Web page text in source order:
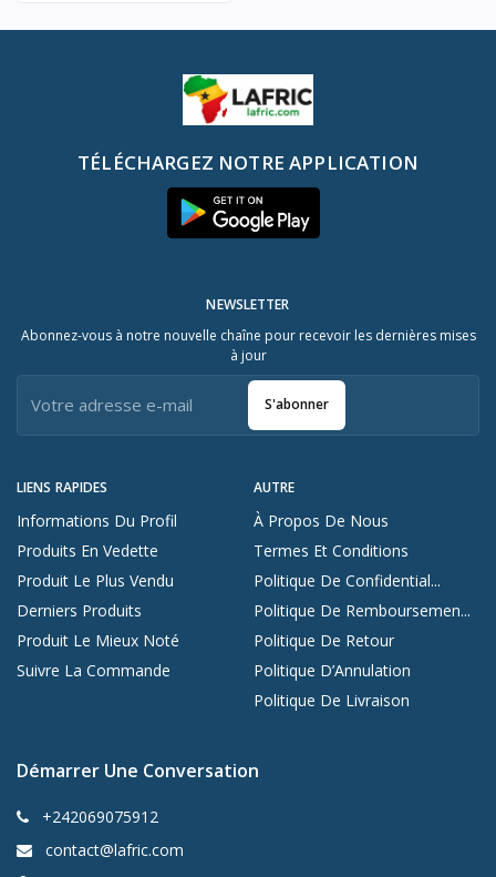
TÉLÉCHARGEZ NOTRE APPLICATION
LIENS RAPIDES
Informations Du Profil
Produits En Vedette
Produit Le Plus Vendu
Derniers Produits
Produit Le Mieux Noté
Suivre La Commande
AUTRE
À Propos De Nous
Termes Et Conditions
Politique De Confidential...
Politique De Remboursemen...
Politique De Retour
Politique D’Annulation
Politique De Livraison
NEWSLETTER
Abonnez-vous à notre nouvelle chaîne pour recevoir les dernières mises
à jour
S'abonner
Démarrer Une Conversation
+242069075912
contact@lafric.com